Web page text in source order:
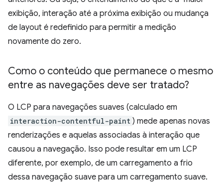
exibição, interação até a próxima exibição ou mudança
de layout é redefinido para permitir a medição
novamente do zero.
Como o conteúdo que permanece o mesmo
entre as navegações deve ser tratado?
O LCP para navegações suaves (calculado em
interaction-contentful-paint ) mede apenas novas
renderizações e aquelas associadas à interação que
causou a navegação. Isso pode resultar em um LCP
diferente, por exemplo, de um carregamento a frio
dessa navegação suave para um carregamento suave.